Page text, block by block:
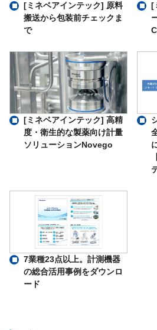
[ミネベアインテック] 原料
搬送から包装前チェックま
で
[
[ミネベアインテック] 高精
度・衛生的な製薬向け計量
ソリューションNovego
7業種23点以上。計測機器
の総合活用事例をダウンロ
ード